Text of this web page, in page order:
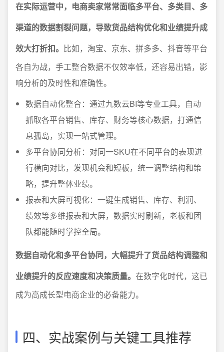
在实际运营中，电商卖家常常面临多平台、多类目、多
渠道的数据割裂问题，导致货品结构优化和业绩提升成
效大打折扣。 比如，淘宝、京东、拼多多、抖音等平台
各自为战，手工整合数据不仅效率低，还容易出错，影
响分析的及时性和准确性。
数据自动化整合：通过九数云BI等专业工具，自动
抓取各平台销售、库存、财务等核心数据，打通信
息孤岛，实现一站式管理。
多平台协同分析：对同一SKU在不同平台的表现进
行横向对比，发现机会和短板，统一调整结构和策
略，提升整体业绩。
报表和大屏可视化：一键生成销售、库存、利润、
绩效等多维报表和大屏，数据实时刷新，老板和团
队都能随时掌控全局。
数据自动化和多平台协同，大幅提升了货品结构调整和
业绩提升的反应速度和决策质量。 在数字化时代，这已
成为高成长型电商企业的必备能力。
四、实战案例与关键工具推荐